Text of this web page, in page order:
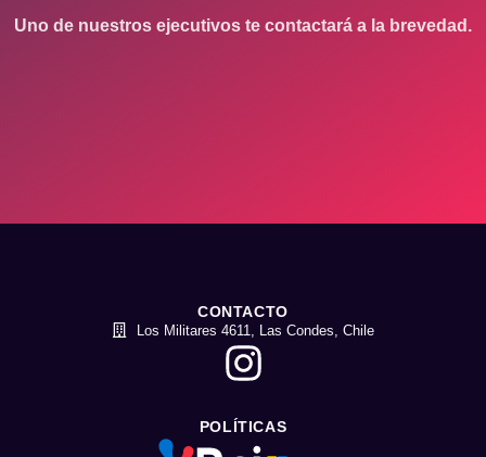
Uno de nuestros ejecutivos te contactará a la brevedad.
CONTACTO
Los Militares 4611, Las Condes, Chile
POLÍTICAS